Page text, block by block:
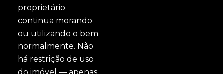
proprietário
continua morando
ou utilizando o bem
normalmente. Não
há restrição de uso
do imóvel — apenas